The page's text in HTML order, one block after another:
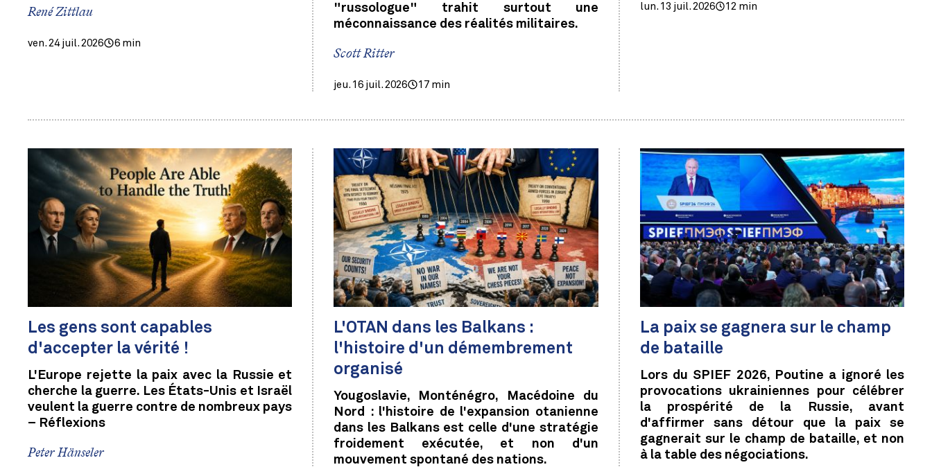
René Zittlau
ven. 24 juil. 2026 6 min
"russologue" trahit surtout une
méconnaissance des réalités militaires.
Scott Ritter
jeu. 16 juil. 2026 17 min
lun. 13 juil. 2026 12 min
Les gens sont capables
d'accepter la vérité !
L'Europe rejette la paix avec la Russie et
cherche la guerre. Les États-Unis et Israël
veulent la guerre contre de nombreux pays
– Réflexions
Peter Hänseler
L'OTAN dans les Balkans :
l'histoire d'un démembrement
organisé
Yougoslavie, Monténégro, Macédoine du
Nord : l'histoire de l'expansion otanienne
dans les Balkans est celle d'une stratégie
froidement exécutée, et non d'un
mouvement spontané des nations.
La paix se gagnera sur le champ
de bataille
Lors du SPIEF 2026, Poutine a ignoré les
provocations ukrainiennes pour célébrer
la prospérité de la Russie, avant
d'affirmer sans détour que la paix se
gagnerait sur le champ de bataille, et non
à la table des négociations.